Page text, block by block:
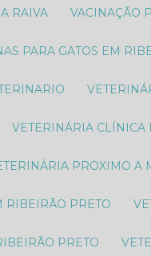
RAIVA VACINAÇÃO
PARA GATOS EM
VETERINÁRIA
PROXIMO
RIBEIRÃO PRETO
PRETO